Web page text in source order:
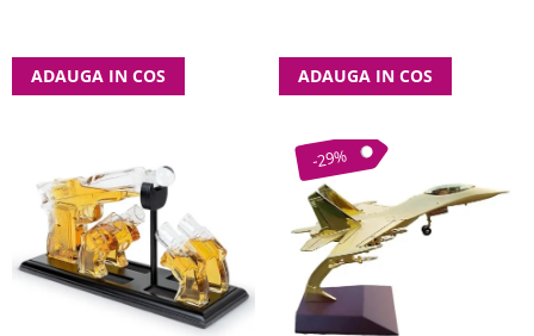
ADAUGA IN COS ADAUGA IN COS
-29%